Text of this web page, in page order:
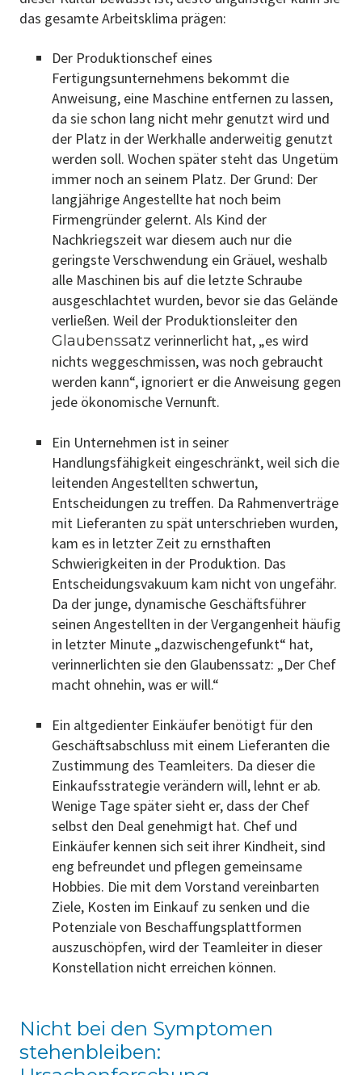
das gesamte Arbeitsklima prägen:
Der Produktionschef eines
Fertigungsunternehmens bekommt die
Anweisung, eine Maschine entfernen zu lassen,
da sie schon lang nicht mehr genutzt wird und
der Platz in der Werkhalle anderweitig genutzt
werden soll. Wochen später steht das Ungetüm
immer noch an seinem Platz. Der Grund: Der
langjährige Angestellte hat noch beim
Firmengründer gelernt. Als Kind der
Nachkriegszeit war diesem auch nur die
geringste Verschwendung ein Gräuel, weshalb
alle Maschinen bis auf die letzte Schraube
ausgeschlachtet wurden, bevor sie das Gelände
verließen. Weil der Produktionsleiter den
Glaubenssatz verinnerlicht hat, „es wird
nichts weggeschmissen, was noch gebraucht
werden kann“, ignoriert er die Anweisung gegen
jede ökonomische Vernunft.
Ein Unternehmen ist in seiner
Handlungsfähigkeit eingeschränkt, weil sich die
leitenden Angestellten schwertun,
Entscheidungen zu treffen. Da Rahmenverträge
mit Lieferanten zu spät unterschrieben wurden,
kam es in letzter Zeit zu ernsthaften
Schwierigkeiten in der Produktion. Das
Entscheidungsvakuum kam nicht von ungefähr.
Da der junge, dynamische Geschäftsführer
seinen Angestellten in der Vergangenheit häufig
in letzter Minute „dazwischengefunkt“ hat,
verinnerlichten sie den Glaubenssatz: „Der Chef
macht ohnehin, was er will.“
Ein altgedienter Einkäufer benötigt für den
Geschäftsabschluss mit einem Lieferanten die
Zustimmung des Teamleiters. Da dieser die
Einkaufsstrategie verändern will, lehnt er ab.
Wenige Tage später sieht er, dass der Chef
selbst den Deal genehmigt hat. Chef und
Einkäufer kennen sich seit ihrer Kindheit, sind
eng befreundet und pflegen gemeinsame
Hobbies. Die mit dem Vorstand vereinbarten
Ziele, Kosten im Einkauf zu senken und die
Potenziale von Beschaffungsplattformen
auszuschöpfen, wird der Teamleiter in dieser
Konstellation nicht erreichen können.
Nicht bei den Symptomen
stehenbleiben: